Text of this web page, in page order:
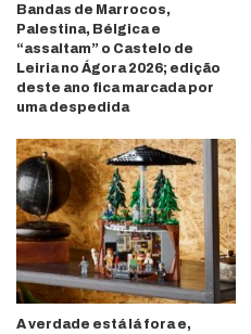
Bandas de Marrocos,
Palestina, Bélgica e
“assaltam” o Castelo de
Leiria no Ágora 2026; edição
deste ano fica marcada por
uma despedida
A verdade está lá fora e,